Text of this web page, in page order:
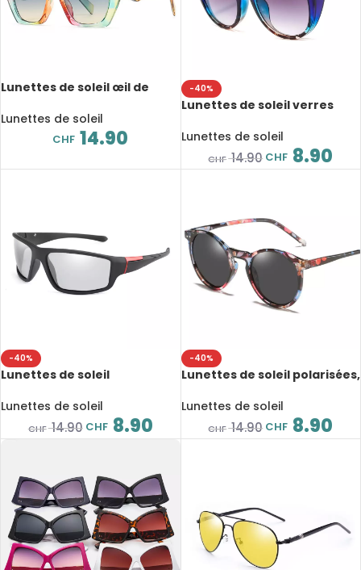
Lunettes de soleil œil de
UV400
Lunettes de soleil
CHF 14.90
-40%
Lunettes de soleil verres
UV400
Lunettes de soleil
CHF14.90 CHF 8.90
-40%
Lunettes de soleil
polarisées, pour la conduite,
Lunettes de soleil
CHF14.90 CHF 8.90
-40%
Lunettes de soleil polarisées,
Lunettes de soleil
CHF14.90 CHF 8.90